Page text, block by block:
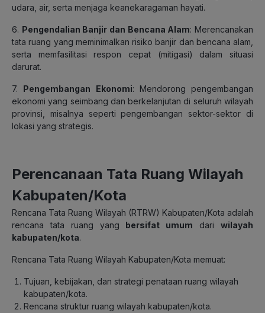
udara, air, serta menjaga keanekaragaman hayati.
6. Pengendalian Banjir dan Bencana Alam: Merencanakan
tata ruang yang meminimalkan risiko banjir dan bencana alam,
serta memfasilitasi respon cepat (mitigasi) dalam situasi
darurat.
7. Pengembangan Ekonomi: Mendorong pengembangan
ekonomi yang seimbang dan berkelanjutan di seluruh wilayah
provinsi, misalnya seperti pengembangan sektor-sektor di
lokasi yang strategis.
Perencanaan Tata Ruang Wilayah
Kabupaten/Kota
Rencana Tata Ruang Wilayah (RTRW) Kabupaten/Kota adalah
rencana tata ruang yang bersifat umum dariwilayah
kabupaten/kota.
Rencana Tata Ruang Wilayah Kabupaten/Kota memuat:
Tujuan, kebijakan, dan strategi penataan ruang wilayah
kabupaten/kota.
Rencana struktur ruang wilayah kabupaten/kota.